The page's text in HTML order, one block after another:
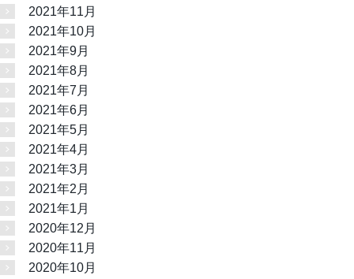
2021年11月
2021年10月
2021年9月
2021年8月
2021年7月
2021年6月
2021年5月
2021年4月
2021年3月
2021年2月
2021年1月
2020年12月
2020年11月
2020年10月